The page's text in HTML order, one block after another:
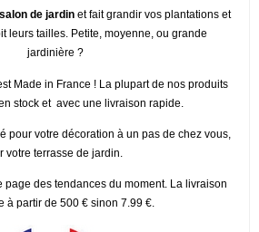
de jardin et fait grandir vos plantations et
leurs tailles. Petite, moyenne, ou grande
jardinière ?
Made in France ! La plupart de nos produits
stock et avec une livraison rapide.
pour votre décoration à un pas de chez vous,
votre terrasse de jardin.
page des tendances du moment. La livraison
à partir de 500 € sinon 7.99 €.